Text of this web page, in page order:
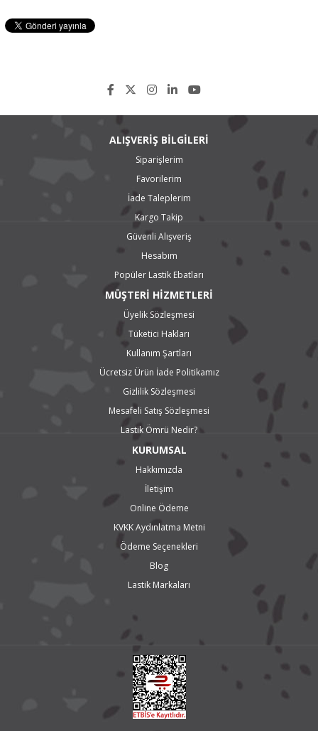
ALIŞVERİŞ BİLGİLERİ
Siparişlerim
Favorilerim
İade Taleplerim
Kargo Takip
Güvenli Alışveriş
Hesabım
Popüler Lastik Ebatları
MÜŞTERİ HİZMETLERİ
Üyelik Sözleşmesi
Tüketici Hakları
Kullanım Şartları
Ücretsiz Ürün İade Politikamız
Gizlilik Sözleşmesi
Mesafeli Satış Sözleşmesi
Lastik Ömrü Nedir?
KURUMSAL
Hakkımızda
İletişim
Online Ödeme
KVKK Aydınlatma Metni
Ödeme Seçenekleri
Blog
Lastik Markaları